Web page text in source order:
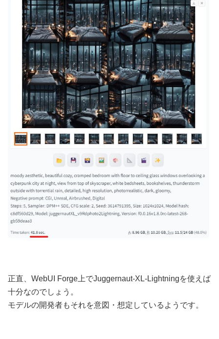
正直、WebUI Forge上でJuggernaut-XL-Lightningを使えば
十分なのでしょう。
モデルの開発者もそれを意図・想定しているようです。